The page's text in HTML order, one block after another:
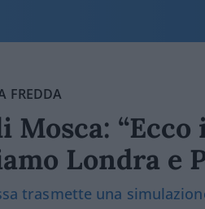
FREDDA
Mosca:
Londra e
trasmette una